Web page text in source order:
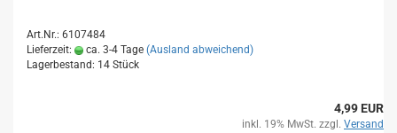
Art.Nr.: 6107484
Lieferzeit:
ca. 3-4 Tage (Ausland abweichend)
Lagerbestand: 14 Stück
4,99 EUR
inkl. 19% MwSt. zzgl. Versand